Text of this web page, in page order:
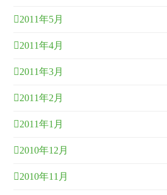
2011年5月
2011年4月
2011年3月
2011年2月
2011年1月
2010年12月
2010年11月